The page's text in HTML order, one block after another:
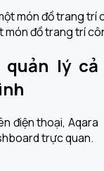
món đồ trang trí
quản lý cả
điện thoại, Aqara
trực quan.